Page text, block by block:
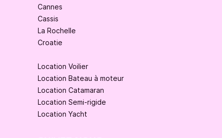
Cannes
Cassis
La Rochelle
Croatie
Location Voilier
Location Bateau à moteur
Location Catamaran
Location Semi-rigide
Location Yacht